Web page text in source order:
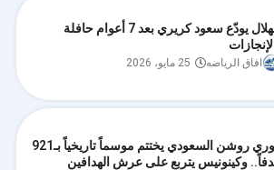
الهلال يودّع سعود كريري بعد 7 أعوام حافلة
افاق الرياضه 25 مايو، 2026
دوري روشن السعودي يختتم موسماً تاريخياً بـ921
وكينونيس يتربع على عرش الهدافين